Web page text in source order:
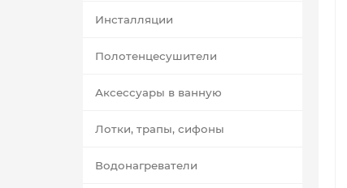
Инсталляции
Полотенцесушители
Аксессуары в ванную
Лотки, трапы, сифоны
Водонагреватели